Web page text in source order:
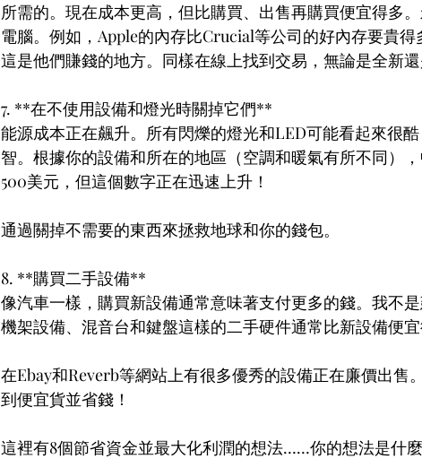
所需的。現在成本更高，但比購買、出售再購買便宜得多
電腦。例如，Apple的內存比Crucial等公司的好內存要貴得
這是他們賺錢的地方。同樣在線上找到交易，無論是全新還
7. **在不使用設備和燈光時關掉它們**
能源成本正在飆升。所有閃爍的燈光和LED可能看起來很
智。根據你的設備和所在的地區（空調和暖氣有所不同）
500美元，但這個數字正在迅速上升！
通過關掉不需要的東西來拯救地球和你的錢包。
8. **購買二手設備**
像汽車一樣，購買新設備通常意味著支付更多的錢。我不
機架設備、混音台和鍵盤這樣的二手硬件通常比新設備便宜
在Ebay和Reverb等網站上有很多優秀的設備正在廉價出售
到便宜貨並省錢！
這裡有8個節省資金並最大化利潤的想法……你的想法是什